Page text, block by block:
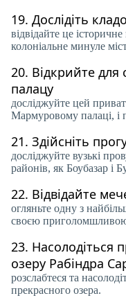
19. Дослідіть
відвідайте це
колоніальне минуле
20. Відкрийте
палацу
досліджуйте цей
Мармуровому палаці, і
21. Здійсніть
досліджуйте вузькі
районів, як Боубазар і
22. Відвідайте
огляньте одну з
своєю
23. Насолодіться
озеру Рабіндра
розслабтеся та
прекрасного озера.